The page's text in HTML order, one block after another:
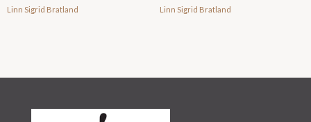
Linn Sigrid Bratland Linn Sigrid Bratland